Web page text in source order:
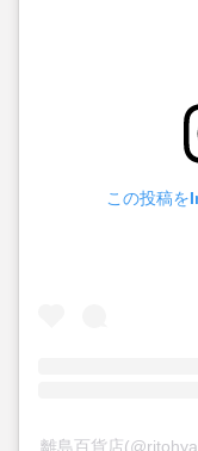
この投稿を
離島百貨店